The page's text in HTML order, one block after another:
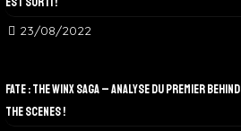
23/08/2022
Fate : The Winx Saga – Analyse du Premier Behind
The Scenes !